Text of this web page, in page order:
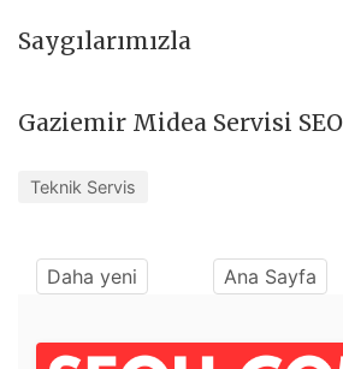
Saygılarımızla
Gaziemir Midea Servisi
Teknik Servis
Daha yeni Ana Sayfa